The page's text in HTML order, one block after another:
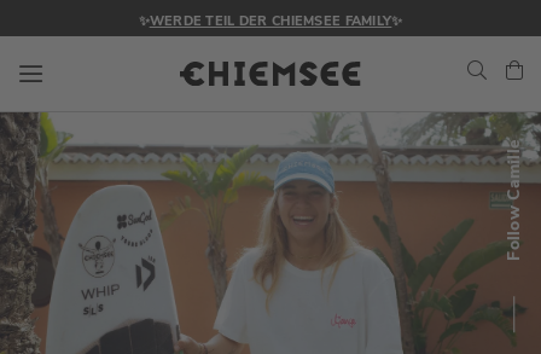
✨WERDE TEIL DER CHIEMSEE FAMILY✨
Follow Camille